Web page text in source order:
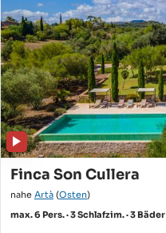
Finca Son Cullera
nahe Artà (Osten)
max. 6 Pers. · 3 Schlafzim. · 3 Bäder